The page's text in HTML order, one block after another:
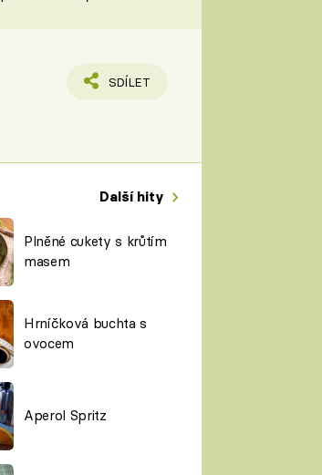
SDÍLET
Další hity
Plněné cukety s krůtím
masem
Hrníčková buchta s
ovocem
Aperol Spritz